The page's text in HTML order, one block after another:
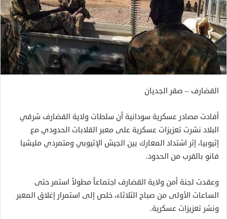
القضارف – صقر الجديان
أفادت مصادر عسكرية سودانية أن سلطات ولاية القضارف شرقي
البلاد نشرت تعزيزات عسكرية على معبر القلابات الحدودي مع
إثيوبيا، إثر اشتداد المعارك بين الجيش الإثيوبي ومتمردي مليشيا
فانو بالقرب من الحدود.
وعقدت لجنة أمن ولاية القضارف اجتماعاً مطولاً استمر حتى
الساعات الأولى من صباح الثلاثاء، خلص إلى استمرار إغلاق المعبر
ونشر تعزيزات عسكرية.